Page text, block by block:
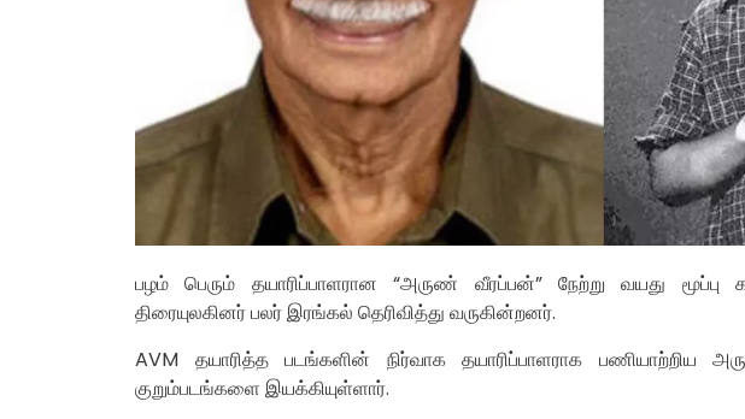
பழம் பெரும் தயாரிப்பாளரான “அருண் வீரப்பன்” நேற்று வயது மூப்பு
திரையுலகினர் பலர் இரங்கல் தெரிவித்து வருகின்றனர்.
AVM தயாரித்த படங்களின் நிர்வாக தயாரிப்பாளராக பணியாற்றிய
குறும்படங்களை இயக்கியுள்ளார்.